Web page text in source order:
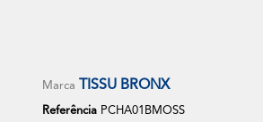
Marca TISSU BRONX
Referência PCHA01BMOSS